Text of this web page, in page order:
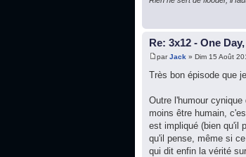
Re: 3x12 - One
parJack » Dim 15 Août
Très bon épisode que
Outre l'humour
moins être humain,
est impliqué (bien qu'il
qu'il pense, même si
qui dit enfin la vérité